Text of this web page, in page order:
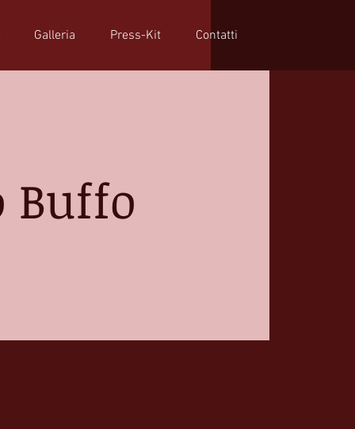
Galleria Press-Kit Contatti
Buffo